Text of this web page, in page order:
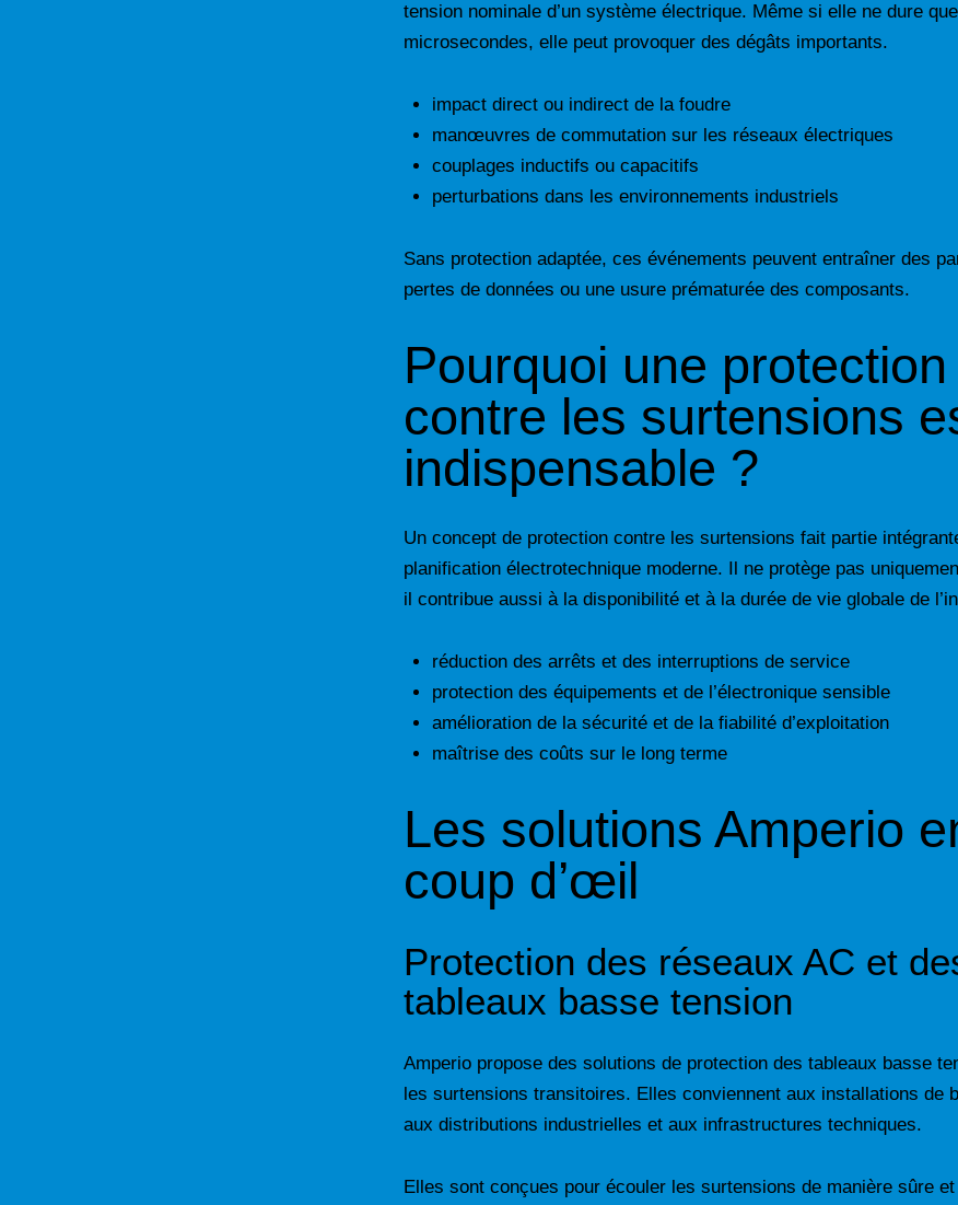
tension nominale d’un système électrique. Même si elle ne dure
microsecondes, elle peut provoquer des dégâts importants.
impact direct ou indirect de la foudre
manœuvres de commutation sur les réseaux électriques
couplages inductifs ou capacitifs
perturbations dans les environnements industriels
Sans protection adaptée, ces événements peuvent entraîner des
pertes de données ou une usure prématurée des composants.
Pourquoi une protection
contre les surtensions
indispensable ?
Un concept de protection contre les surtensions fait partie
planification électrotechnique moderne. Il ne protège pas
il contribue aussi à la disponibilité et à la durée de vie globale de
réduction des arrêts et des interruptions de service
protection des équipements et de l’électronique sensible
amélioration de la sécurité et de la fiabilité d’exploitation
maîtrise des coûts sur le long terme
Les solutions Amperio
coup d’œil
Protection des réseaux AC et
tableaux basse tension
Amperio propose des solutions de protection des tableaux basse
les surtensions transitoires. Elles conviennent aux installations de
aux distributions industrielles et aux infrastructures techniques.
Elles sont conçues pour écouler les surtensions de manière sûre